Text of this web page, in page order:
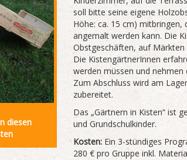
diesen
soll bitte seine eigene
Höhe: ca. 15 cm)
angemalt werden kann. Die
Obstgeschäften, auf Märkten
Die KistengärtnerInnen
werden müssen und nehmen
Zum Abschluss wird am
zubereitet.
Das „Gärtnern in Kisten“ ist
und Grundschulkinder.
Kosten: Ein 3-stündiges
280 € pro Gruppe inkl.